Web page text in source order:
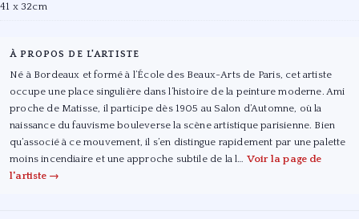
41 x 32cm
À PROPOS DE L'ARTISTE
Né à Bordeaux et formé à l’École des Beaux-Arts de Paris, cet artiste
occupe une place singulière dans l’histoire de la peinture moderne. Ami
proche de Matisse, il participe dès 1905 au Salon d’Automne, où la
naissance du fauvisme bouleverse la scène artistique parisienne. Bien
qu’associé à ce mouvement, il s’en distingue rapidement par une palette
moins incendiaire et une approche subtile de la l… Voir la page de
l'artiste →